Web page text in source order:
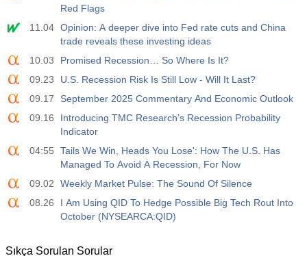
Red Flags
11.04 Opinion: A deeper dive into Fed rate cuts and China
trade reveals these investing ideas
10.03
Promised Recession… So Where Is It?
09.23
U.S. Recession Risk Is Still Low - Will It Last?
09.17
September 2025 Commentary And Economic Outlook
09.16
Introducing TMC Research’s Recession Probability
Indicator
04:55
Tails We Win, Heads You Lose': How The U.S. Has
Managed To Avoid A Recession, For Now
09.02
Weekly Market Pulse: The Sound Of Silence
08.26
I Am Using QID To Hedge Possible Big Tech Rout Into
October (NYSEARCA:QID)
Sıkça Sorulan Sorular